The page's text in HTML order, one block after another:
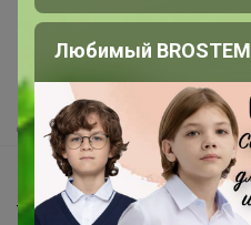
Как здесь все устроено?
Как сделать заказ?
Как получить?
Доставка
Шоурумы
Торговые марки
Любимый BROSTEM